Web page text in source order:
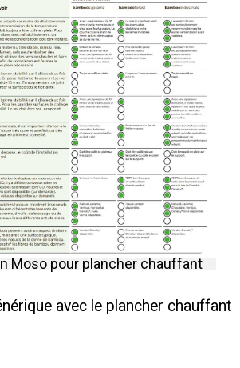
Moso pour plancher chauffant
avec le plancher chauffant